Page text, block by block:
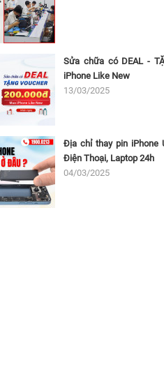
Sửa chữa có DEAL -
iPhone Like New
13/03/2025
Địa chỉ thay pin iPhone
Điện Thoại, Laptop 24h
04/03/2025